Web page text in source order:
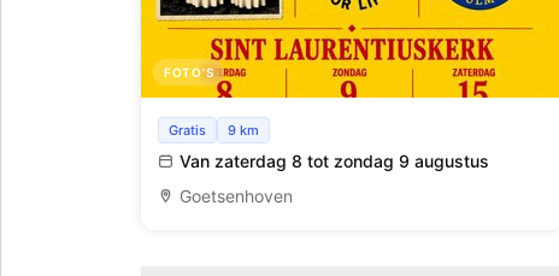
FOTO'S
Ons dorp viert en verenigt.
Gratis 9 km
Van zaterdag 8 tot zondag 9 augustus
Goetsenhoven